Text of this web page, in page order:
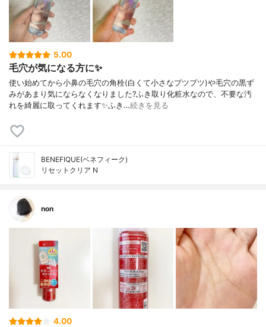
5.00
毛穴が気になる方に✨
使い始めてから小鼻の毛穴の角栓(白くて小さなプツプツ)や毛穴の黒ず
みがあまり気にならなくなりました?ふき取り化粧水なので、不要な汚
れを綺麗に取ってくれます✨ふき…続きを見る
BENEFIQUE(ベネフィーク)
リセットクリア N
non
4.00